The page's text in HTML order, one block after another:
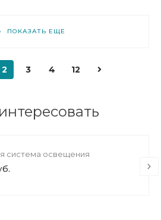
ПОКАЗАТЬ ЕЩЕ
2 3 4 12
система освещения